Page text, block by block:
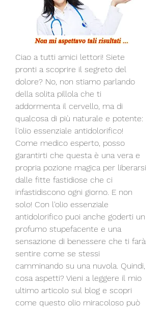
Ciao a tutti amici lettori! Siete
pronti a scoprire il segreto del
dolore? No, non stiamo parlando
della solita pillola che ti
addormenta il cervello, ma di
qualcosa di più naturale e potente:
l'olio essenziale antidolorifico!
Come medico esperto, posso
garantirti che questa è una vera e
propria pozione magica per liberarsi
dalle fitte fastidiose che ci
infastidiscono ogni giorno. E non
solo! Con l'olio essenziale
antidolorifico puoi anche goderti un
profumo stupefacente e una
sensazione di benessere che ti farà
sentire come se stessi
camminando su una nuvola. Quindi,
cosa aspetti? Vieni a leggere il mio
ultimo articolo sul blog e scopri
come questo olio miracoloso può